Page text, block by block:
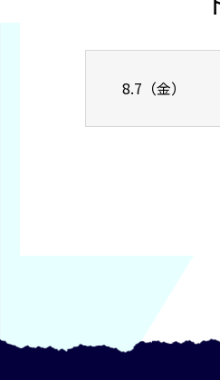
8.7（金）